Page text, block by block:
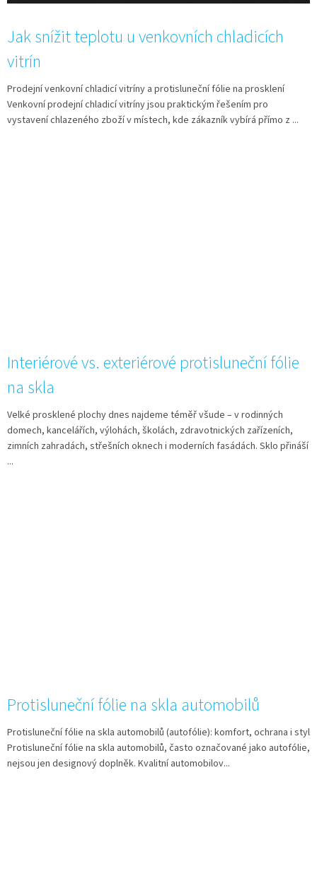
Jak snížit teplotu u venkovních chladicích
vitrín
Prodejní venkovní chladicí vitríny a protisluneční fólie na prosklení
Venkovní prodejní chladicí vitríny jsou praktickým řešením pro
vystavení chlazeného zboží v místech, kde zákazník vybírá přímo z ...
Interiérové vs. exteriérové protisluneční fólie
na skla
Velké prosklené plochy dnes najdeme téměř všude – v rodinných
domech, kancelářích, výlohách, školách, zdravotnických zařízeních,
zimních zahradách, střešních oknech i moderních fasádách. Sklo přináší
...
Protisluneční fólie na skla automobilů
Protisluneční fólie na skla automobilů (autofólie): komfort, ochrana i styl
Protisluneční fólie na skla automobilů, často označované jako autofólie,
nejsou jen designový doplněk. Kvalitní automobilov...